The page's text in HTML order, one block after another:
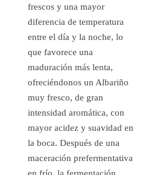
frescos y una mayor
diferencia de temperatura
entre el día y la noche, lo
que favorece una
maduración más lenta,
ofreciéndonos un Albariño
muy fresco, de gran
intensidad aromática, con
mayor acidez y suavidad en
la boca. Después de una
maceración prefermentativa
en frí­o, la fermentación